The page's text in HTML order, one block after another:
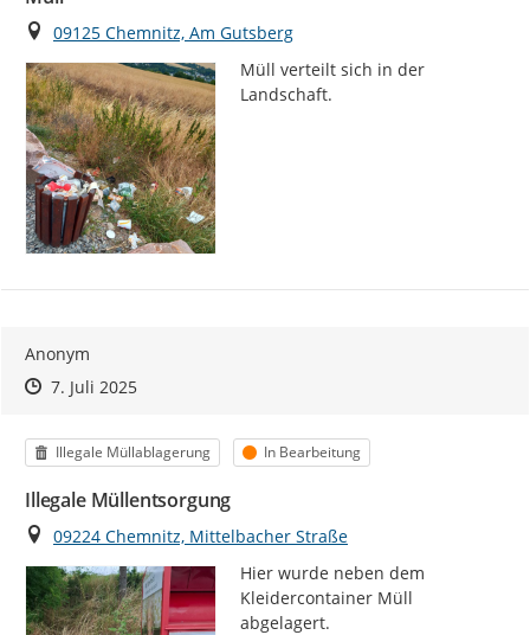
Ort
09125 Chemnitz, Am Gutsberg
Müll verteilt sich in der
Landschaft.
Anonym
Zeitpunkt des Erstellens
Zeitpunkt des Erstellens
7. Juli 2025Zur Äußerung
Kategorie
Illegale Müllablagerung Status
In Bearbeitung
Illegale Müllentsorgung
Ort
09224 Chemnitz, Mittelbacher Straße
Hier wurde neben dem
Kleidercontainer Müll
abgelagert.